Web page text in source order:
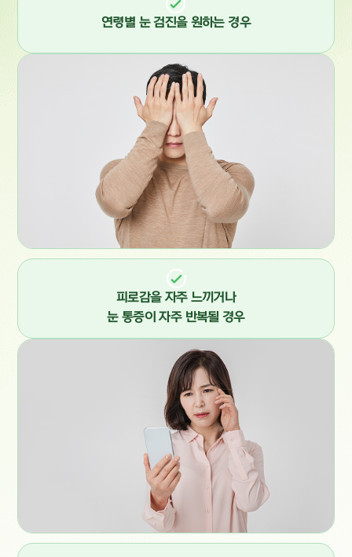
연령별 눈 검진을 원하는 경우
피로감을 자주 느끼거나
눈 통증이 자주 반복될 경우